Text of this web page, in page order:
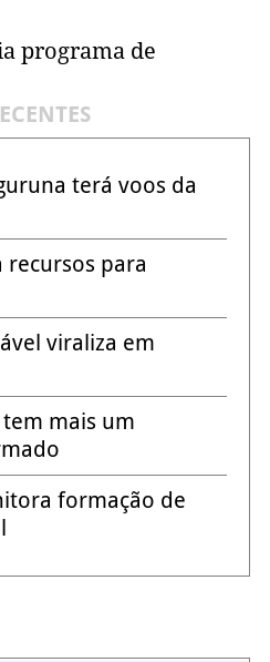
programa de
terá voos da
recursos para
viraliza em
mais um
formação de